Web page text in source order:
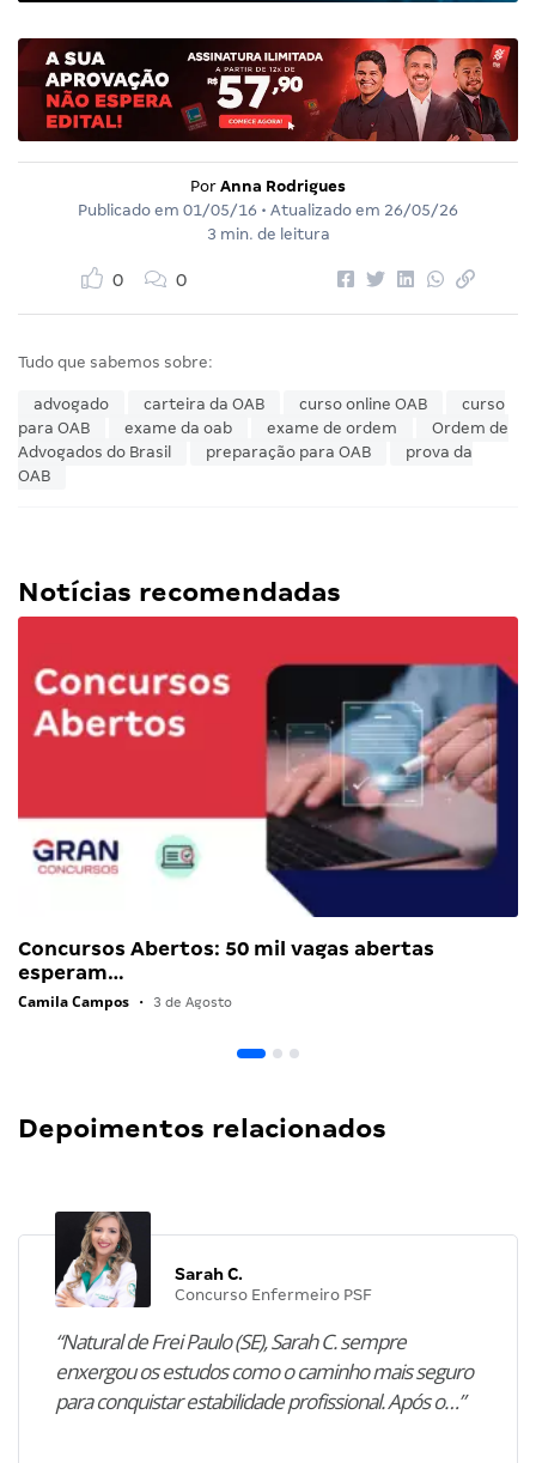
Por Anna Rodrigues
Publicado em 01/05/16 • Atualizado em 26/05/26
3 min. de leitura
0 0
Tudo que sabemos sobre:
advogado carteira da OAB curso online OAB
curso
para OAB
exame da oab exame de ordem
Ordem de
Advogados do Brasil
preparação para OAB
prova da
OAB
Notícias recomendadas
Concursos Abertos: 50 mil vagas abertas
esperam…
Camila Campos • 3 de Agosto
Depoimentos relacionados
Sarah C.
Concurso Enfermeiro PSF
“Natural de Frei Paulo (SE), Sarah C. sempre
enxergou os estudos como o caminho mais seguro
para conquistar estabilidade profissional. Após o…”